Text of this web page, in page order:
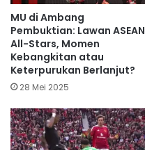
MU di Ambang
Pembuktian: Lawan ASEAN
All-Stars, Momen
Kebangkitan atau
Keterpurukan Berlanjut?
28 Mei 2025